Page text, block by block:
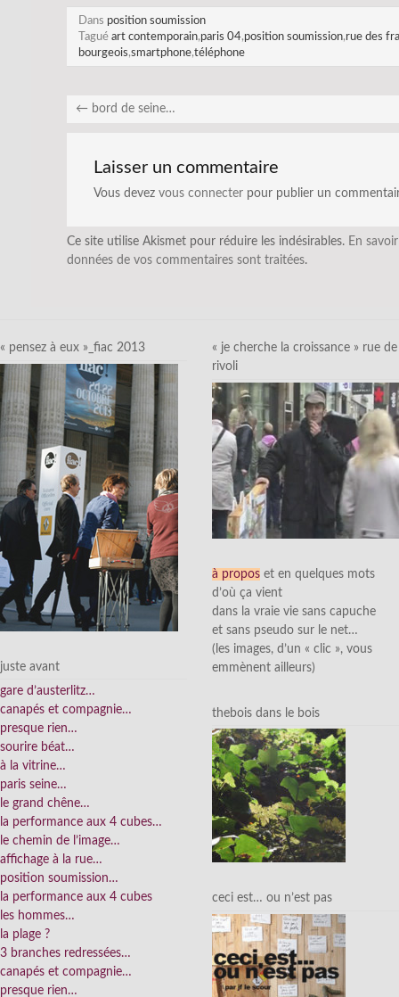
Dans position soumission
Tagué art contemporain,paris 04,position soumission,rue des
bourgeois,smartphone,téléphone
← bord de seine…
Laisser un commentaire
Vous devez vous connecter pour publier un
Ce site utilise Akismet pour réduire les indésirables. En
données de vos commentaires sont traitées.
« pensez à eux »_fiac 2013
juste avant
gare d’austerlitz…
canapés et compagnie…
presque rien…
sourire béat…
à la vitrine…
paris seine…
le grand chêne…
la performance aux 4 cubes…
le chemin de l’image…
affichage à la rue…
position soumission…
la performance aux 4 cubes
les hommes…
la plage ?
3 branches redressées…
canapés et compagnie…
presque rien…
« je cherche la croissance » rue de
rivoli
à propos et en quelques mots
d’où ça vient
dans la vraie vie sans capuche
et sans pseudo sur le net…
(les images, d’un « clic », vous
emmènent ailleurs)
thebois dans le bois
ceci est… ou n’est pas